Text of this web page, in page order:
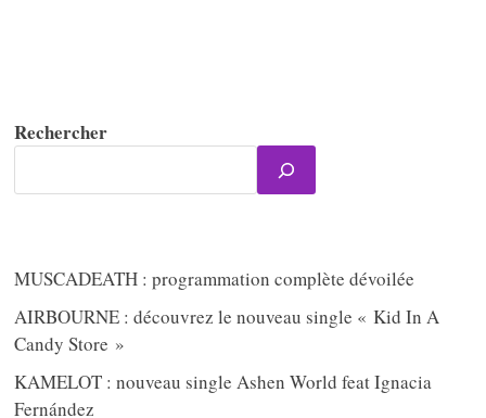
Rechercher
MUSCADEATH : programmation complète dévoilée
AIRBOURNE : découvrez le nouveau single « Kid In A
Candy Store »
KAMELOT : nouveau single Ashen World feat Ignacia
Fernández